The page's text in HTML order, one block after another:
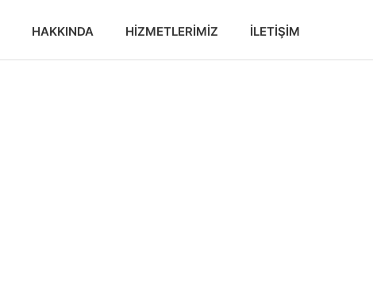
HAKKINDA HIZMETLERIMIZ İLETIŞIM